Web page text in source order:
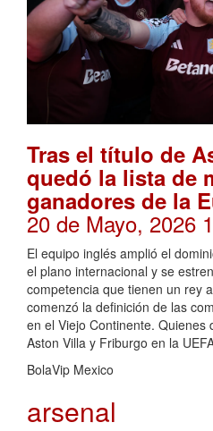
Tras el título de
quedó la lista de
ganadores de la
20 de Mayo, 2026
El equipo inglés amplió el
el plano internacional y se
competencia que tienen un rey
comenzó la definición de las
en el Viejo Continente.
Aston Villa y Friburgo en la
BolaVip Mexico
arsenal